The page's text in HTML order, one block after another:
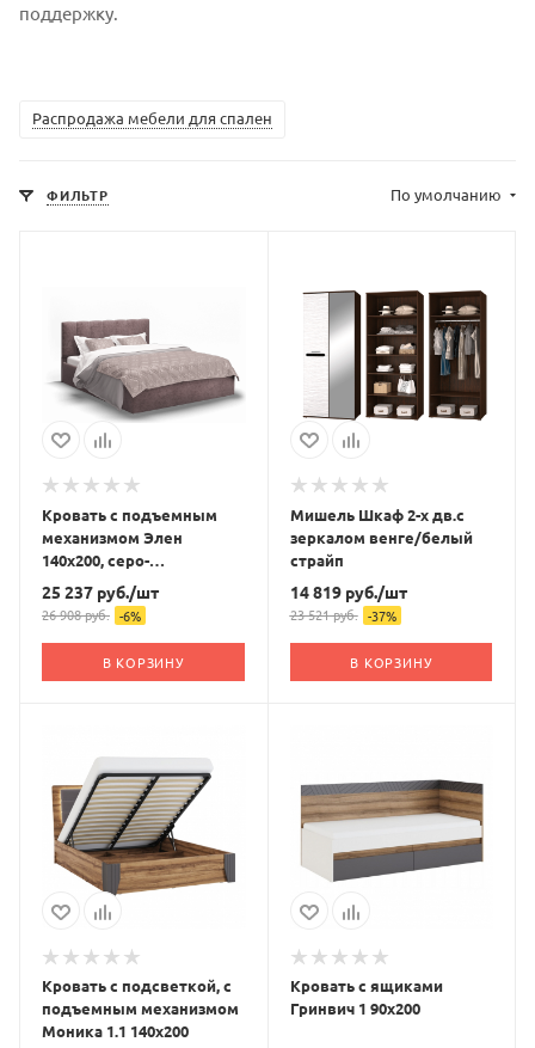
поддержку.
Распродажа мебели для спален
ФИЛЬТР По умолчанию
Кровать с подъемным
механизмом Элен
140х200, серо-
фиолетовый
25 237 руб./шт
26 908руб. -6%
В КОРЗИНУ
Мишель Шкаф 2-х дв.с
зеркалом венге/белый
страйп
14 819руб./шт
23 521руб. -37%
В КОРЗИНУ
Кровать с подсветкой, с
подъемным механизмом
Моника 1.1 140х200
Кровать с ящиками
Гринвич 1 90х200